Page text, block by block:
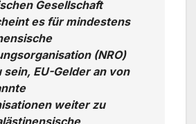
Gesellschaft
es für mindestens
(NRO)
EU-Gelder an von
weiter zu